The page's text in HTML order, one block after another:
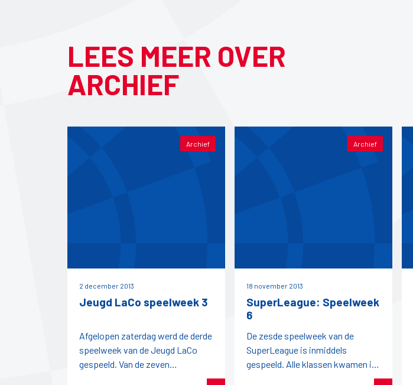
LEES MEER OVER
ARCHIEF
Archief
2 december 2013
Jeugd LaCo speelweek 3
Afgelopen zaterdag werd de derde
speelweek van de Jeugd LaCo
gespeeld. Van de zeven
deelnemende teams kwam alleen
Archief
18 november 2013
SuperLeague: Speelweek
6
De zesde speelweek van de
SuperLeague is inmiddels
gespeeld. Alle klassen kwamen in
actie.HoofdklasseDrie van de vier